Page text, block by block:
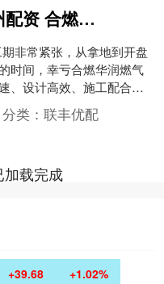
山东德州配资 合燃华润燃气：创新服务模式 赋能城市发展_项目_设计_用户
非常紧张，从拿地到开盘
时间，幸亏合燃华润燃气
、设计高效、施工配合无
专办保障了样板区燃气工
解了我们的....
分类：联丰优配
加载完成
+39.68 +1.02%